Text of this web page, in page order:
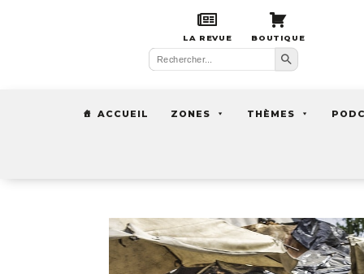
LA REVUE BOUTIQUE
Search
for:
Search Button
ACCUEIL ZONES THÈMES